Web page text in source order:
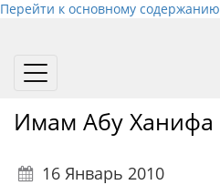
Перейти к основному содержанию
Toggle
Имам Абу Ханифа
16 Январь 2010